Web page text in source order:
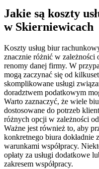
Jakie są koszty
w Skierniewicach
Koszty usług biur
znacznie różnić w zależności
renomy danej firmy. W
mogą zaczynać się od
skomplikowane usługi
doradztwem podatkowym
Warto zaznaczyć, że wiele
dostosowane do potrzeb
różnych opcji w zależności
Ważne jest również to, aby
konkretnego biura dokładnie
warunkami współpracy.
opłaty za usługi dodatkowe
zakresem współpracy.